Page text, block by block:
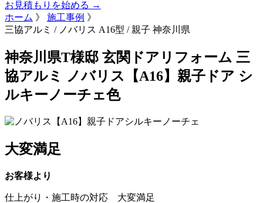
お見積もりを始める →
ホーム 》 施工事例 》
三協アルミ / ノバリス A16型 / 親子 神奈川県
神奈川県T様邸 玄関ドアリフォーム 三
協アルミ ノバリス【A16】親子ドア シ
ルキーノーチェ色
大変満足
お客様より
仕上がり・施工時の対応 大変満足